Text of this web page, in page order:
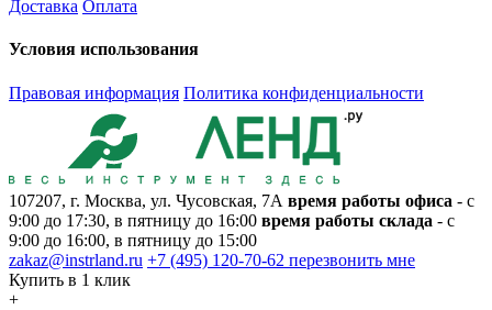
Доставка Оплата
Условия использования
Правовая информация Политика конфиденциальности
107207, г. Москва, ул. Чусовская, 7А время работы офиса - с
9:00 до 17:30, в пятницу до 16:00 время работы склада - с
9:00 до 16:00, в пятницу до 15:00
zakaz@instrland.ru +7 (495) 120-70-62 перезвонить мне
Купить в 1 клик
+